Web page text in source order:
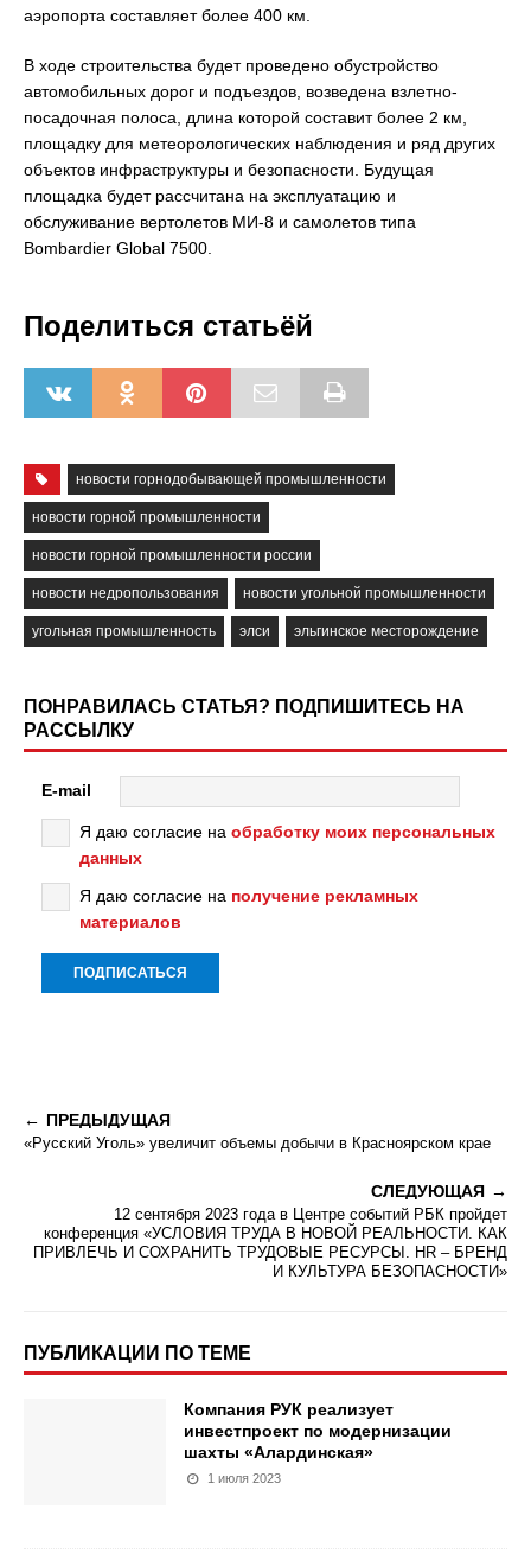
аэропорта составляет более 400 км.
В ходе строительства будет проведено обустройство
автомобильных дорог и подъездов, возведена взлетно-
посадочная полоса, длина которой составит более 2 км,
площадку для метеорологических наблюдения и ряд других
объектов инфраструктуры и безопасности. Будущая
площадка будет рассчитана на эксплуатацию и
обслуживание вертолетов МИ-8 и самолетов типа
Bombardier Global 7500.
Поделиться статьёй
новости горнодобывающей промышленности
новости горной промышленности
новости горной промышленности россии
новости недропользования новости угольной промышленности
угольная промышленность элси эльгинское месторождение
ПОНРАВИЛАСЬ СТАТЬЯ? ПОДПИШИТЕСЬ НА
РАССЫЛКУ
E-mail
Я даю согласие на обработку моих персональных
данных
Я даю согласие на получение рекламных
материалов
ПРЕДЫДУЩАЯ
«Русский Уголь» увеличит объемы добычи в Красноярском крае
СЛЕДУЮЩАЯ
12 сентября 2023 года в Центре событий РБК пройдет
конференция «УСЛОВИЯ ТРУДА В НОВОЙ РЕАЛЬНОСТИ. КАК
ПРИВЛЕЧЬ И СОХРАНИТЬ ТРУДОВЫЕ РЕСУРСЫ. HR – БРЕНД
И КУЛЬТУРА БЕЗОПАСНОСТИ»
ПУБЛИКАЦИИ ПО ТЕМЕ
Компания РУК реализует
инвестпроект по модернизации
шахты «Алардинская»
1 июля 2023